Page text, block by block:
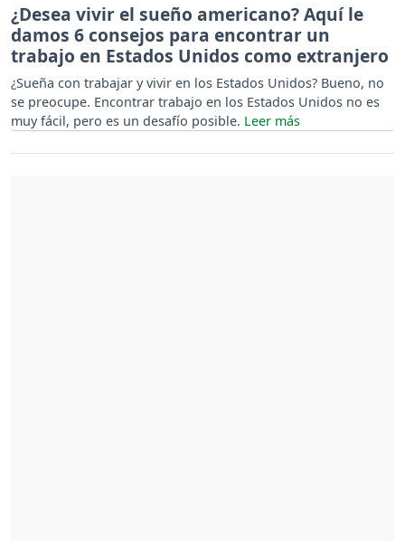
¿Desea vivir el sueño americano? Aquí le
damos 6 consejos para encontrar un
trabajo en Estados Unidos como extranjero
¿Sueña con trabajar y vivir en los Estados Unidos? Bueno, no
se preocupe. Encontrar trabajo en los Estados Unidos no es
muy fácil, pero es un desafío posible.